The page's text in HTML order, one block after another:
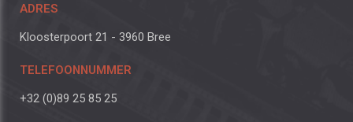
ADRES
Kloosterpoort 21 - 3960 Bree
TELEFOONNUMMER
+32 (0)89 25 85 25